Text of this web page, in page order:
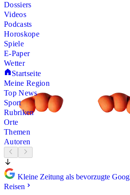
Dossiers
Videos
Podcasts
Horoskope
Spiele
E-Paper
Wetter
Startseite
Meine Region
Top News
Sport
Rubriken
Orte
Themen
Autoren
Kleine Zeitung als bevorzugte
Reisen